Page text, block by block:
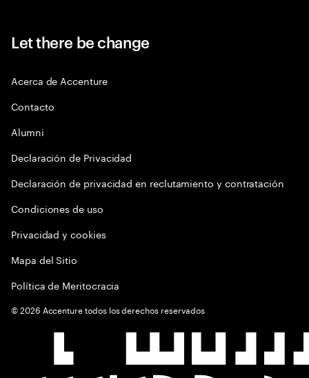
Let there be change
Acerca de Accenture
Contacto
Alumni
Declaración de Privacidad
Declaración de privacidad en reclutamiento y contratación
Condiciones de uso
Privacidad y cookies
Mapa del Sitio
Política de Meritocracia
©2026 Accenture todos los derechos reservados